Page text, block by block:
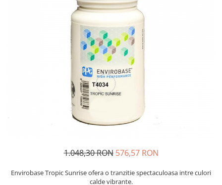
Sisteme si pahare PPS
1.048,30 RON 576,57 RON
Envirobase Tropic Sunrise ofera o tranzitie spectaculoasa intre culori
calde vibrante.